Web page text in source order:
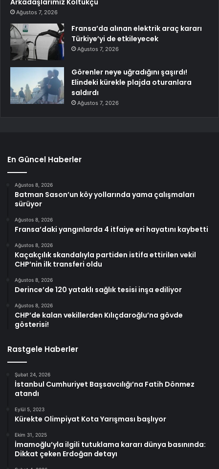
Ağustos 7, 2026
Fransa’da alınan elektrik araç kararı
Türkiye’yi de etkileyecek
Ağustos 7, 2026
Görenler neye uğradığını şaşırdı!
Elindeki kürekle plajda oturanlara
saldırdı
Ağustos 7, 2026
En Güncel Haberler
Ağustos 8, 2026
Batman Sason’un köy yollarında yama çalışmaları
sürüyor
Ağustos 8, 2026
Fransa’daki yangınlarda 4 itfaiye eri hayatını kaybetti
Ağustos 8, 2026
Kaçakçılık skandalıyla partiden istifa ettirilen vekil
CHP’nin ilk transferi oldu
Ağustos 8, 2026
Derince’de 120 yataklı sağlık tesisi inşa ediliyor
Ağustos 8, 2026
CHP’de kalan vekillerden Kılıçdaroğlu’na gövde
gösterisi!
Rastgele Haberler
Şubat 24, 2026
İstanbul Cumhuriyet Başsavcılığı’na Fatih Dönmez
atandı
Eylül 5, 2023
Kürekte Olimpiyat Kota Yarışması başlıyor
Ekim 31, 2025
İmamoğlu’yla ilgili tutuklama kararı dünya basınında:
Dikkat çeken Erdoğan detayı